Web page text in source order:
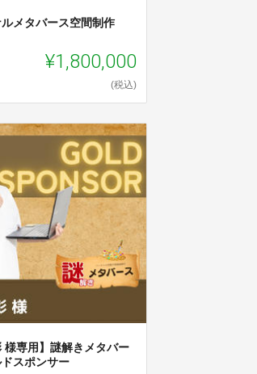
メタバース空間制作
¥1,800,000
(税込)
様専用】謎解きメタバー
スポンサー